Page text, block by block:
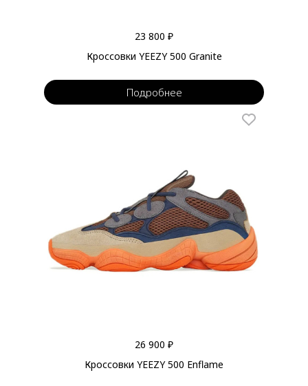
23 800 ₽
Кроссовки YEEZY 500 Granite
Подробнее
26 900 ₽
Кроссовки YEEZY 500 Enflame